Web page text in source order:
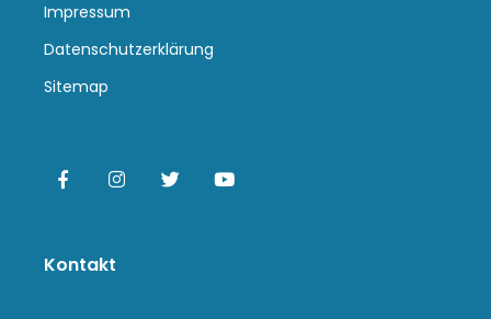
Impressum
Datenschutzerklärung
Sitemap
Kontakt